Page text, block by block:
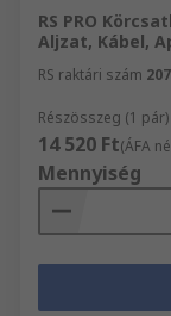
RS PRO
Aljzat, Kábel,
RS raktári szám
Részösszeg (1 pár)
14 520 Ft(ÁFA
Mennyiség